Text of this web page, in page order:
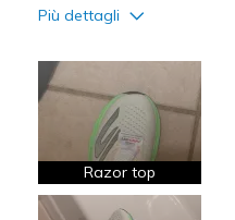
Più dettagli
Attractive Design
Breathe Well
Comfortable
Light Weight
Razor top